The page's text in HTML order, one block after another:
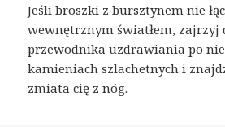
Jeśli broszki z bursztynem nie
wewnętrznym światłem, zajrzyj
przewodnika uzdrawiania po
kamieniach szlachetnych i
zmiata cię z nóg.